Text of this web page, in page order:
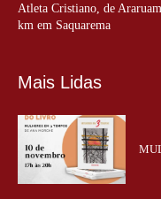
Atleta Cristiano, de
km em Saquarema
Mais Lidas